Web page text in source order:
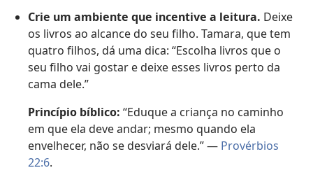
Crie um ambiente que incentive a leitura. Deixe
os livros ao alcance do seu filho. Tamara, que tem
quatro filhos, dá uma dica: “Escolha livros que o
seu filho vai gostar e deixe esses livros perto da
cama dele.”
Princípio bíblico: “Eduque a criança no caminho
em que ela deve andar; mesmo quando ela
envelhecer, não se desviará dele.” — Provérbios
22:6.